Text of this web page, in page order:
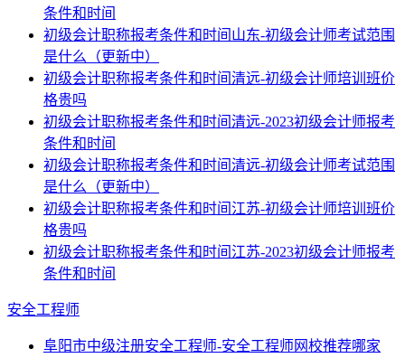
条件和时间
初级会计职称报考条件和时间山东-初级会计师考试范围
是什么（更新中）
初级会计职称报考条件和时间清远-初级会计师培训班价
格贵吗
初级会计职称报考条件和时间清远-2023初级会计师报考
条件和时间
初级会计职称报考条件和时间清远-初级会计师考试范围
是什么（更新中）
初级会计职称报考条件和时间江苏-初级会计师培训班价
格贵吗
初级会计职称报考条件和时间江苏-2023初级会计师报考
条件和时间
安全工程师
阜阳市中级注册安全工程师-安全工程师网校推荐哪家